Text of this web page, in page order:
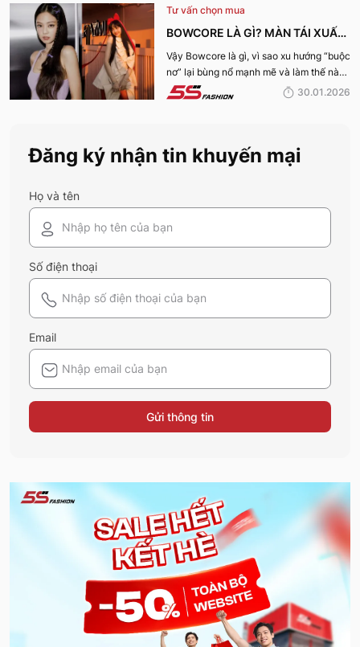
mặc gì ngày đầu năm để hợp vía, hút tài
lộc và thu hút năng lượng tích cực? Cùng
2026 mặc gì “hợp vía” trong bài viết này
nhé:
Tư vấn chọn mua
BOWCORE LÀ GÌ? MÀN TÁI XUẤT
ĐỈNH CAO CỦA XU HƯỚNG
BOWCORE “BUỘC NƠ” KHUẤY
ĐẢO THỜI TRANG 2026
Vậy Bowcore là gì, vì sao xu hướng “buộc
nơ” lại bùng nổ mạnh mẽ và làm thế nào
để phối đồ chuẩn Bowcore mà vẫn giữ
30.01.2026
Đăng ký nhận tin khuyến mại
Họ và tên
Số điện thoại
Email
Gửi thông tin